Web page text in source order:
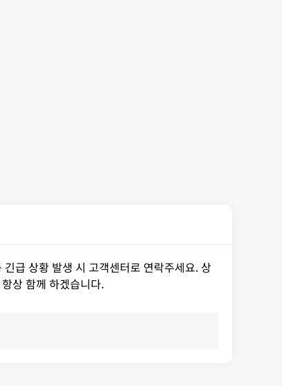
급 상황 발생 시 고객센터로 연락주세요. 상
상 함께 하겠습니다.